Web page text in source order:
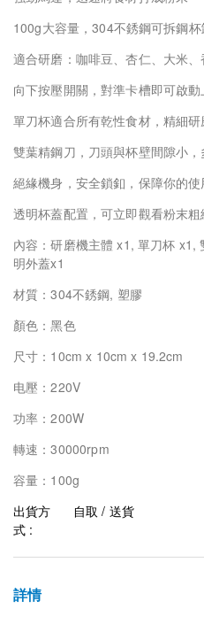
100g大容量，304不銹鋼可拆鋼
適合研磨：咖啡豆、杏仁、大米
向下按壓開關，對準卡槽即可啟
單刀杯適合所有乾性食材，精細
雙葉精鋼刀，刀頭與杯壁間隙小
絕緣機身，安全鎖釦，保障你的使
透明杯蓋配置，可立即觀看粉末粗
內容 ：研磨機主體 x1, 單刀杯 x1,
明外蓋x1
材質：304不銹鋼, 塑膠
顏色：黑色
尺寸：10cm x 10cm x 19.2cm
电壓：220V
功率：200W
轉速：30000rpm
容量：100g
出貨方
式 :
自取 / 送貨
詳情